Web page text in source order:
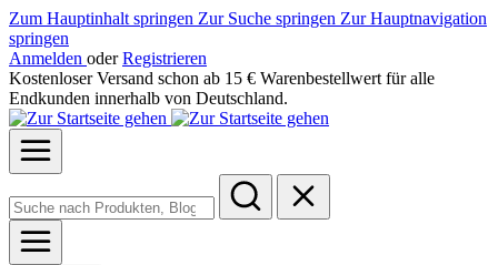
Zum Hauptinhalt springen Zur Suche springen Zur Hauptnavigation
springen
Anmelden oder Registrieren
Kostenloser Versand schon ab 15 € Warenbestellwert für alle
Endkunden innerhalb von Deutschland.